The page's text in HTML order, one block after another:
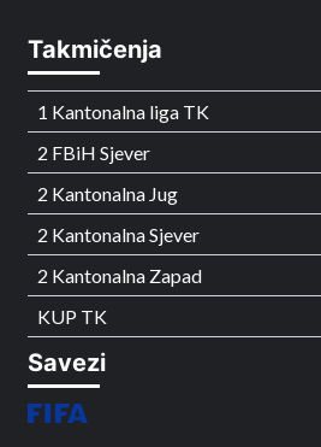
Takmičenja
1 Kantonalna liga TK
2 FBiH Sjever
2 Kantonalna Jug
2 Kantonalna Sjever
2 Kantonalna Zapad
KUP TK
Savezi